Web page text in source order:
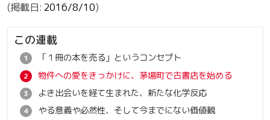
2016/8/10
この連載
「１冊の本を売る」というコンセプト
物件への愛をきっかけに、茅場町で古書店を始める
よき出会いを経て生まれた、新たな化学反応
やる意義や必然性、そして今までにない価値観